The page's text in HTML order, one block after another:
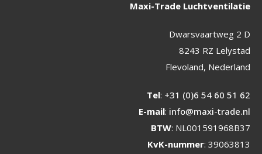
Maxi-Trade Luchtventilatie
Dwarsvaartweg 2 D
8243 RZ Lelystad
Flevoland, Nederland
Tel: +31 (0)6 54 60 51 62
E-mail: info@maxi-trade.nl
BTW: NL001591968B37
KvK-nummer: 39063813